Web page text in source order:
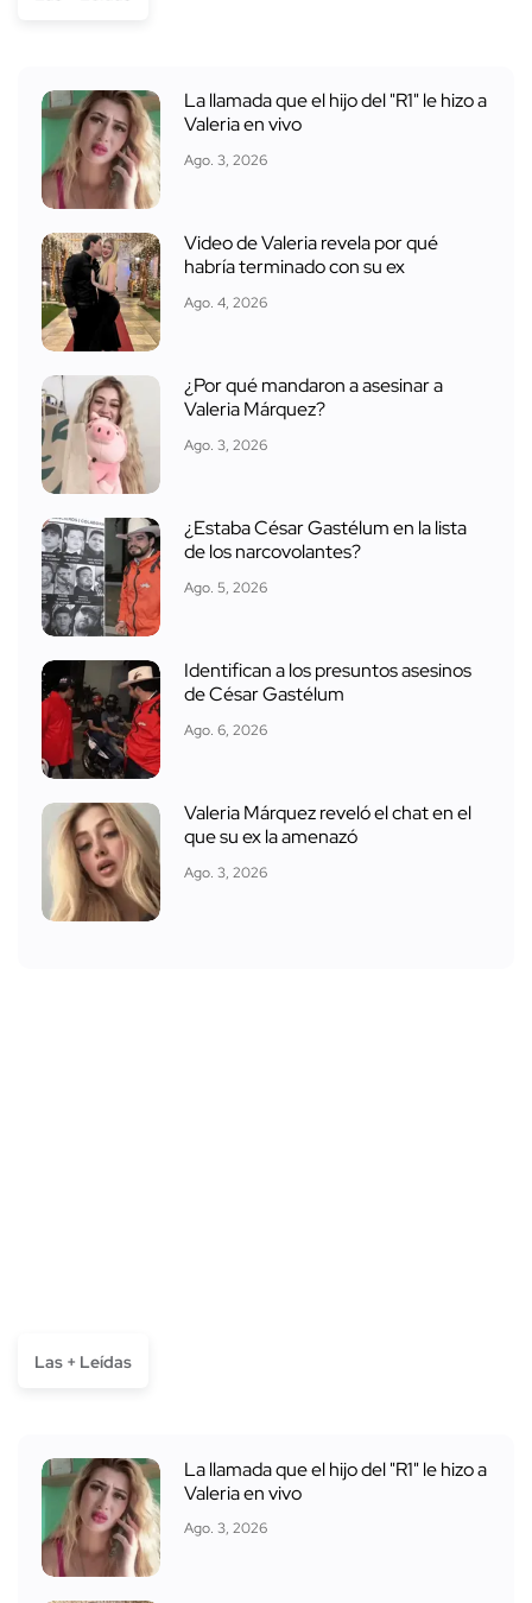
La llamada que el hijo del "R1" le hizo a
Valeria en vivo
Ago. 3, 2026
Video de Valeria revela por qué
habría terminado con su ex
Ago. 4, 2026
¿Por qué mandaron a asesinar a
Valeria Márquez?
Ago. 3, 2026
¿Estaba César Gastélum en la lista
de los narcovolantes?
Ago. 5, 2026
Identifican a los presuntos asesinos
de César Gastélum
Ago. 6, 2026
Valeria Márquez reveló el chat en el
que su ex la amenazó
Ago. 3, 2026
Las + Leídas
La llamada que el hijo del "R1" le hizo a
Valeria en vivo
Ago. 3, 2026